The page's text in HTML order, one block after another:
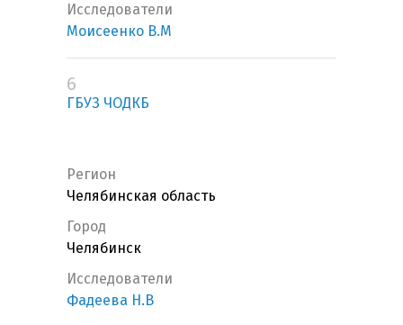
Исследователи
Моисеенко В.М
6
ГБУЗ ЧОДКБ
Регион
Челябинская область
Город
Челябинск
Исследователи
Фадеева Н.В